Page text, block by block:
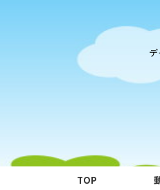
TOP